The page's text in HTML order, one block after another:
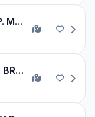
JD. GUAIRACÁ / SHOP. METRÔ TATUAPÉ
JD. ITÁPOLIS / METRÔ BRESSER